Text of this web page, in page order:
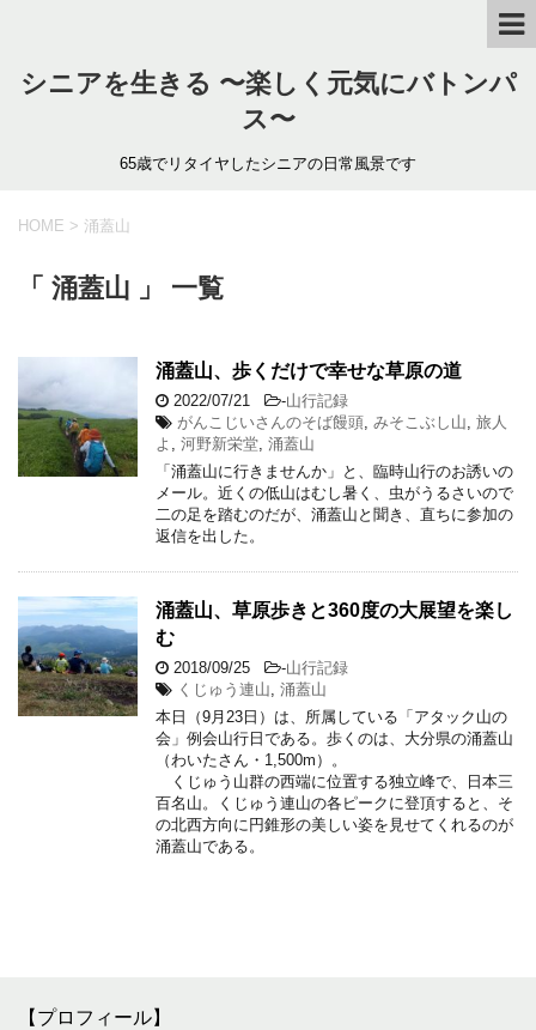
シニアを生きる 〜楽しく元気にバトンパ
ス〜
65歳でリタイヤしたシニアの日常風景です
HOME > 涌蓋山
「 涌蓋山 」 一覧
涌蓋山、歩くだけで幸せな草原の道
2022/07/21 -山行記録
がんこじいさんのそば饅頭 みそこぶし山 旅人
よ
河野新栄堂 涌蓋山
「涌蓋山に行きませんか」と、臨時山行のお誘いの
メール。近くの低山はむし暑く、虫がうるさいので
二の足を踏むのだが、涌蓋山と聞き、直ちに参加の
返信を出した。
涌蓋山、草原歩きと360度の大展望を楽し
む
2018/09/25 -山行記録
くじゅう連山 涌蓋山
本日（9月23日）は、所属している「アタック山の
会」例会山行日である。歩くのは、大分県の涌蓋山
（わいたさん・1,500m）。
くじゅう山群の西端に位置する独立峰で、日本三
百名山。くじゅう連山の各ピークに登頂すると、そ
の北西方向に円錐形の美しい姿を見せてくれるのが
涌蓋山である。
【プロフィール】